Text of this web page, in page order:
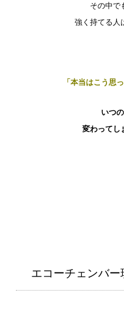
その中で
強く持てる人
「本当はこう思
いつ
変わってし
エコーチェンバー